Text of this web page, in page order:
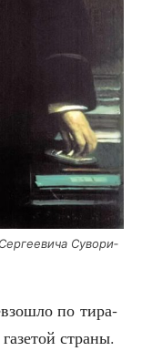
Суво­ри­
по тира­
стра­ны.